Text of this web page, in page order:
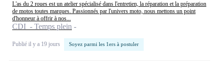
L'as du 2 roues est un atelier spécialisé dans l'entretien, la réparation et la préparation
de motos toutes marques. Passionnés par l'univers moto, nous mettons un point
d'honneur à offrir à nos...
CDI - Temps plein
Publié il y a 19 jours Soyez parmi les 1ers à postuler